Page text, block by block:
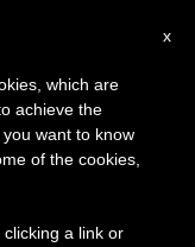
Posts Tagged ‘شهود’
x
which are
achieve the
want to know
of the cookies,
a link or